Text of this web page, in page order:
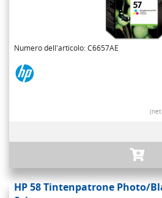
Numero dell'articolo: C6657AE
HP 58 Tintenpatrone Photo/